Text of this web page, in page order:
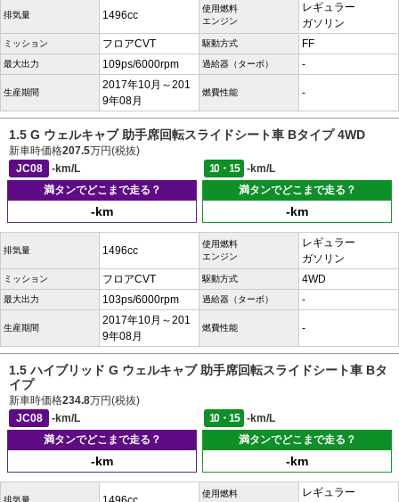
排気量 1496cc
使用燃料
エンジン
レギュラー
ガソリン
ミッション フロアCVT 駆動方式 FF
最大出力 109ps/6000rpm 過給器（ターボ） -
生産期間
2017年10月～201
9年08月
燃費性能 -
1.5 G ウェルキャブ 助手席回転スライドシート車 Bタイプ 4WD
新車時価格207.5万円(税抜)
JC08
-km/L 10・15
-km/L
満タンでどこまで走る？
-km
満タンでどこまで走る？
-km
排気量 1496cc
使用燃料
エンジン
レギュラー
ガソリン
ミッション フロアCVT 駆動方式 4WD
最大出力 103ps/6000rpm 過給器（ターボ） -
生産期間
2017年10月～201
9年08月
燃費性能 -
1.5 ハイブリッド G ウェルキャブ 助手席回転スライドシート車 Bタ
イプ
新車時価格234.8万円(税抜)
JC08
-km/L 10・15
-km/L
満タンでどこまで走る？
-km
満タンでどこまで走る？
-km
排気量
使用燃料
レギュラー